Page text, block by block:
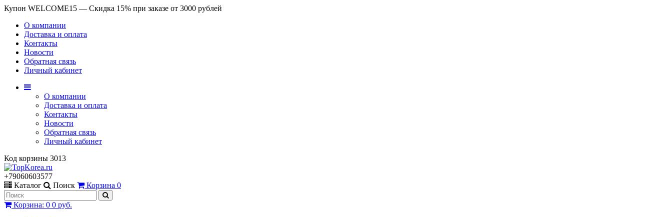
Купон WELCOME15 — Скидка 15% при заказе от 3000 рублей
О компании
Доставка и оплата
Контакты
Новости
Обратная связь
Личный кабинет
О компании
Доставка и оплата
Контакты
Новости
Обратная связь
Личный кабинет
Код корзины 3013
+79060603577
Каталог
Поиск Корзина 0
Корзина: 0 0 руб.